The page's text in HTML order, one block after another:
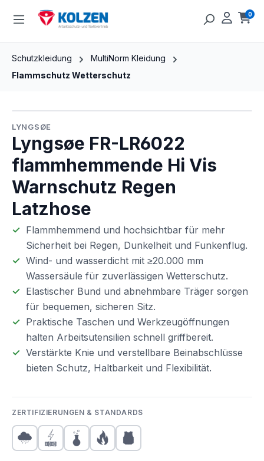
Zum Hauptinhalt springen 0
Schutzkleidung
MultiNorm Kleidung
Flammschutz Wetterschutz
LYNGSØE
Lyngsøe FR-LR6022
flammhemmende Hi Vis
Warnschutz Regen
Latzhose
Flammhemmend und hochsichtbar für mehr
Sicherheit bei Regen, Dunkelheit und Funkenflug.
Wind- und wasserdicht mit ≥20.000 mm
Wassersäule für zuverlässigen Wetterschutz.
Elastischer Bund und abnehmbare Träger sorgen
für bequemen, sicheren Sitz.
Praktische Taschen und Werkzeugöffnungen
halten Arbeitsutensilien schnell griffbereit.
Verstärkte Knie und verstellbare Beinabschlüsse
bieten Schutz, Haltbarkeit und Flexibilität.
ZERTIFIZIERUNGEN & STANDARDS